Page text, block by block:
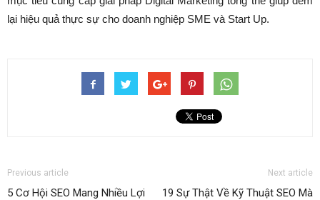
lại hiệu quả thực sự cho doanh nghiệp SME và Start Up.
Previous article
5 Cơ Hội SEO Mang Nhiều Lợi
Next article
19 Sự Thật Về Kỹ Thuật SEO Mà